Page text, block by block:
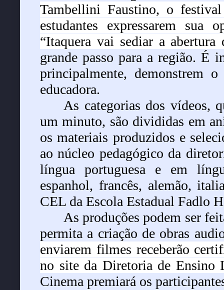
Tambellini Faustino, o
estudantes expressarem
“Itaquera vai sediar a
grande passo para a região. É
principalmente, demonstrem
educadora.
As categorias dos vídeos,
um minuto, são divididas em
os materiais produzidos e
ao núcleo pedagógico da
língua portuguesa e em
espanhol, francês, alemão,
CEL da Escola Estadual Fadlo
As produções podem ser
permita a criação de obras
enviarem filmes receberão
no site da Diretoria de Ensino
Cinema premiará os